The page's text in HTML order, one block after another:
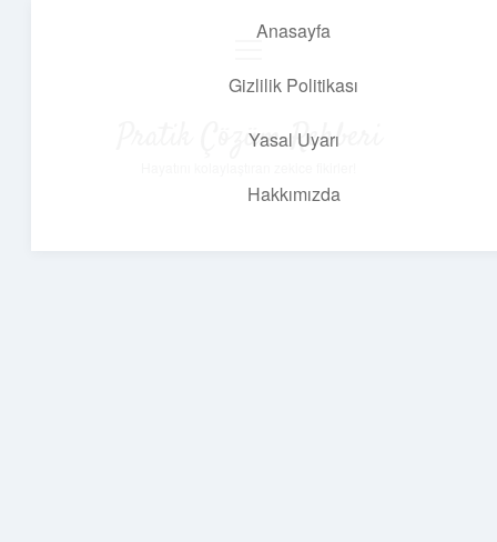
Anasayfa
Gizlilik Politikası
Yasal Uyarı
Hakkımızda
Pratik Çözüm Rehberi